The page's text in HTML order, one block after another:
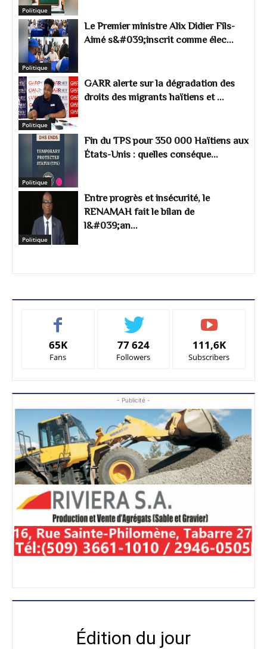
Politique
Politique
Le Premier ministre Alix Didier Fils-
Aimé s&#039;inscrit comme élec...
Politique
GARR alerte sur la dégradation des
droits des migrants haïtiens et ...
Politique
Fin du TPS pour 350 000 Haïtiens aux
États-Unis : quelles conséque...
Politique
Entre progrès et insécurité, le
RENAMAH fait le bilan de
l&#039;an...
65K
Fans
77 624
Followers
111,6K
Subscribers
- Publicité -
Édition du jour